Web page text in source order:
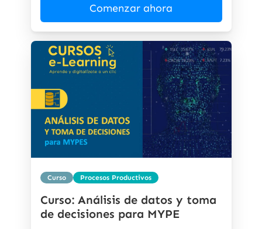
Comenzar ahora
Curso Procesos Productivos
Curso: Análisis de datos y toma
de decisiones para MYPE